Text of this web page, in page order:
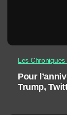
Les
Pour
Trump,